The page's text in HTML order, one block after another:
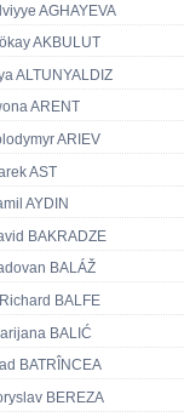
AGHAYEVA
AKBULUT
ALTUNYALDIZ
ARENT
ARIEV
AST
AYDIN
BAKRADZE
BALÁŽ
BALFE
BALIĆ
BATRÎNCEA
BEREZA